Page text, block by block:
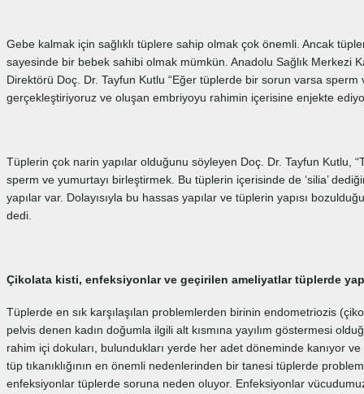
Gebe kalmak için sağlıklı tüplere sahip olmak çok önemli. Ancak
sayesinde bir bebek sahibi olmak mümkün. Anadolu Sağlık Merkezi
Direktörü Doç. Dr. Tayfun Kutlu “Eğer tüplerde bir sorun varsa
gerçekleştiriyoruz ve oluşan embriyoyu rahimin içerisine enjekte
Tüplerin çok narin yapılar olduğunu söyleyen Doç. Dr. Tayfun Kutlu,
sperm ve yumurtayı birleştirmek. Bu tüplerin içerisinde de ‘silia’
yapılar var. Dolayısıyla bu hassas yapılar ve tüplerin yapısı
dedi.
Çikolata kisti, enfeksiyonlar ve geçirilen ameliyatlar tüplerde
Tüplerde en sık karşılaşılan problemlerden birinin endometriozis
pelvis denen kadın doğumla ilgili alt kısmına yayılım göstermesi
rahim içi dokuları, bulundukları yerde her adet döneminde kanıyor ve
tüp tıkanıklığının en önemli nedenlerinden bir tanesi tüplerde
enfeksiyonlar tüplerde soruna neden oluyor. Enfeksiyonlar